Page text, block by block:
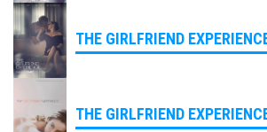
THE GIRLFRIEND
THE GIRLFRIEND